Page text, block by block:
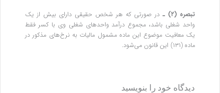
تبصره (۲) ـ
در صورتی که هر شخص حقیقی دارای بیش از یک
واحد شغلی باشد، مجموع درآمد واحدهای شغلی وی با کسر فقط
یک معافیت موضوع این ماده مشمول مالیات به نرخ‌های مذکور در
ماده (۱۳۱) این قانون می‌شود.
دیدگاه‌ خود را بنویسید